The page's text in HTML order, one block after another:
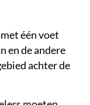
één voet
en de andere
achter de